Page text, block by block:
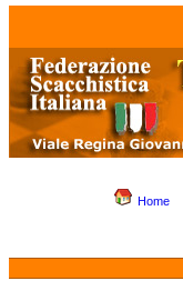
Home